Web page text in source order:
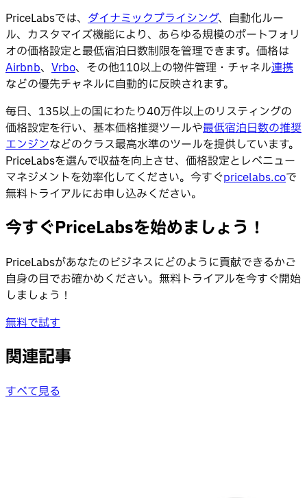
PriceLabsでは、 ダイナミックプライシング、自動化ルー
ル、カスタマイズ機能により、あらゆる規模のポートフォリ
オの価格設定と最低宿泊日数制限を管理できます。価格は
Airbnb、 Vrbo、その他110以上の物件管理・チャネル連携
などの優先チャネルに自動的に反映されます。
毎日、135以上の国にわたり40万件以上のリスティングの
価格設定を行い、基本価格推奨ツールや最低宿泊日数の推奨
エンジンなどのクラス最高水準のツールを提供しています。
PriceLabsを選んで収益を向上させ、価格設定とレベニュー
マネジメントを効率化してください。今すぐpricelabs.coで
無料トライアルにお申し込みください。
今すぐPriceLabsを始めましょう！
PriceLabsがあなたのビジネスにどのように貢献できるかご
自身の目でお確かめください。無料トライアルを今すぐ開始
しましょう！
無料で試す
関連記事
すべて見る